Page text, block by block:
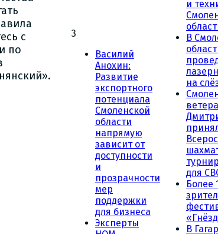
с
по
3
Василий
Анохин:
Развитие
экспортного
потенциала
Смоленской
области
напрямую
зависит от
доступности
и
прозрачности
мер
поддержки
для бизнеса
Эксперты
и
В
на
для
Более
В